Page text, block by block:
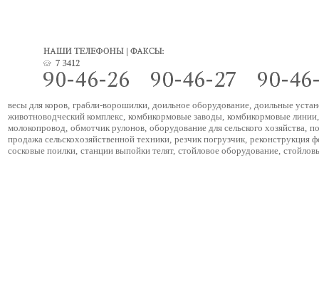
весы для коров, грабли-ворошилки, доильное оборудование, доильные
животноводческий комплекс, комбикормовые заводы, комбикормовые линии,
молокопровод, обмотчик рулонов, оборудование для сельского хозяйства,
продажа сельскохозяйственной техники, резчик погрузчик, реконструкция
сосковые поилки, станции выпойки телят, стойловое оборудование,